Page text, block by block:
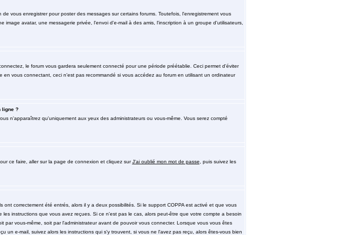
vous enregistrer pour poster des messages sur certains forums. Toutefois, l'enregistrement vous
avatar, une messagerie privée, l'envoi d'e-mail à des amis, l'inscription à un groupe d'utilisateurs,
le forum vous gardera seulement connecté pour une période préétablie. Ceci permet d'éviter
vous connectant, ceci n'est pas recommandé si vous accédez au forum en utilisant un ordinateur
ligne ?
n'apparaîtrez qu'uniquement aux yeux des administrateurs ou vous-même. Vous serez compté
ce faire, aller sur la page de connexion et cliquez surJ'ai oublié mon mot de passe , puis suivez les
correctement été entrés, alors il y a deux possibilités. Si le support COPPA est activé et que vous
instructions que vous avez reçues. Si ce n'est pas le cas, alors peut-être que votre compte a besoin
vous-même, soit par l'administrateur avant de pouvoir vous connecter. Lorsque vous vous êtes
e-mail, suivez alors les instructions qui s'y trouvent, si vous ne l'avez pas reçu, alors êtes-vous bien